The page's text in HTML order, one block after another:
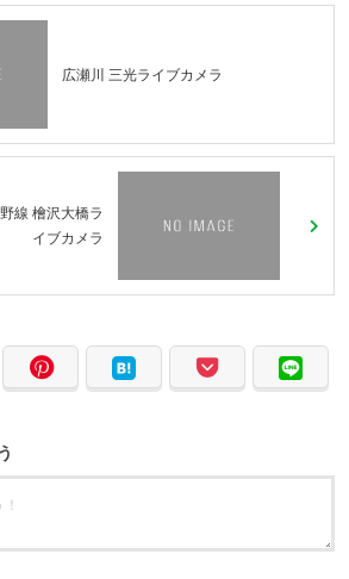
広瀬川 三光ライブカメラ
線 檜沢大橋ラ
イブカメラ